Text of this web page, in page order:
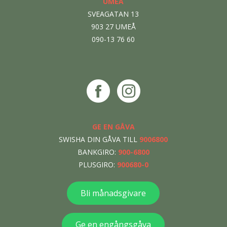
SVEAGATAN 13
903 27 UMEÅ
090-13 76 60
GE EN GÅVA
SWISHA DIN GÅVA TILL 9006800
BANKGIRO: 900-6800
PLUSGIRO: 900680-0
Bli månadsgivare
Ge en engångsgåva